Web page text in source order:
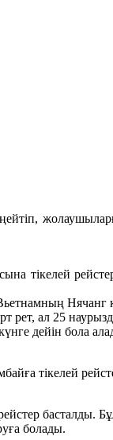
тікелей
Нячанг
рет, ал 25
дейін бола
тікелей
болады.